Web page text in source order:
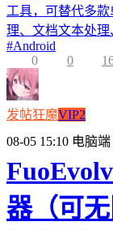
工具，可替代多
理、文档文本处
#Android
0
0
发帖狂魔VIP2
08-05 15:10 电脑端
器（可